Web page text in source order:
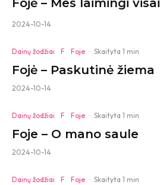
Fojė – Mes laimingi visai
2024-10-14
Dainų žodžiai F Foje · Skaityta 1 min
Fojė – Paskutinė žiema
2024-10-14
Dainų žodžiai F Foje · Skaityta 1 min
Foje – O mano saule
2024-10-14
Dainų žodžiai F Foje · Skaityta 1 min